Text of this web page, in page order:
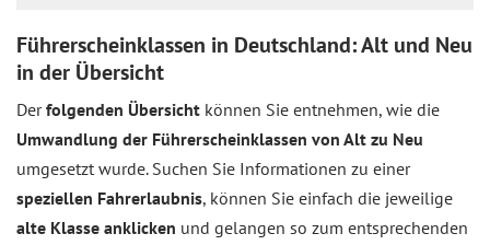
Führerscheinklassen in Deutschland: Alt und Neu
in der Übersicht
Derfolgenden Übersicht können Sie entnehmen, wie die
Umwandlung der Führerscheinklassen von Alt zu Neu
umgesetzt wurde. Suchen Sie Informationen zu einer
speziellen Fahrerlaubnis, können Sie einfach die jeweilige
alte Klasse anklicken und gelangen so zum entsprechenden